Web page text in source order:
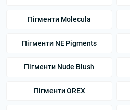
Пігменти Molecula
Пігменти NE Pigments
Пігменти Nude Blush
Пігменти OREX